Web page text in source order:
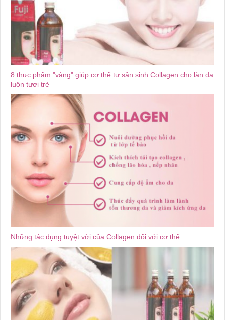
8 thực phẩm "vàng" giúp cơ thể tự sản sinh Collagen cho làn da
luôn tươi trẻ
Những tác dụng tuyệt vời của Collagen đối với cơ thể